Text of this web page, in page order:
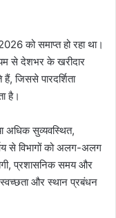
को समाप्त हो रहा था।
से देशभर के खरीदार
जिससे पारदर्शिता
है।
अधिक सुव्यवस्थित,
से विभागों को अलग-अलग
प्रशासनिक समय और
स्वच्छता और स्थान प्रबंधन